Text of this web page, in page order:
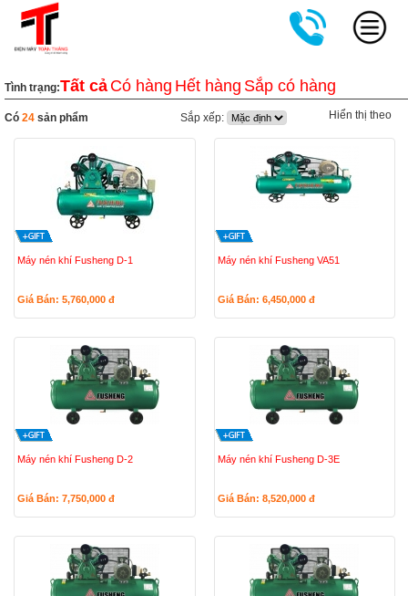
Tình trạng:Tất cả Có hàng Hết hàng Sắp có hàng
Có 24 sản phẩm Sắp xếp: Hiển thị theo
Máy nén khí Fusheng D-1
Giá Bán: 5,760,000 đ
Máy nén khí Fusheng VA51
Giá Bán: 6,450,000 đ
Máy nén khí Fusheng D-2
Giá Bán: 7,750,000 đ
Máy nén khí Fusheng D-3E
Giá Bán: 8,520,000 đ